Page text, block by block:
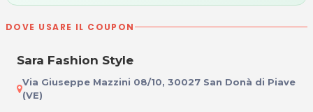
DOVE USARE IL COUPON
Sara Fashion Style
Via Giuseppe Mazzini 08/10, 30027 San Donà di Piave
(VE)